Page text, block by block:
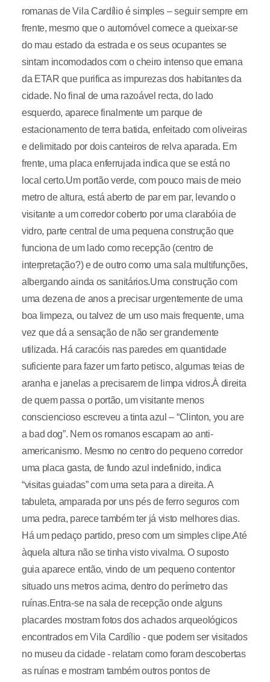
romanas de Vila Cardílio é simples – seguir sempre em
frente, mesmo que o automóvel comece a queixar-se
do mau estado da estrada e os seus ocupantes se
sintam incomodados com o cheiro intenso que emana
da ETAR que purifica as impurezas dos habitantes da
cidade. No final de uma razoável recta, do lado
esquerdo, aparece finalmente um parque de
estacionamento de terra batida, enfeitado com oliveiras
e delimitado por dois canteiros de relva aparada. Em
frente, uma placa enferrujada indica que se está no
local certo.Um portão verde, com pouco mais de meio
metro de altura, está aberto de par em par, levando o
visitante a um corredor coberto por uma clarabóia de
vidro, parte central de uma pequena construção que
funciona de um lado como recepção (centro de
interpretação?) e de outro como uma sala multifunções,
albergando ainda os sanitários.Uma construção com
uma dezena de anos a precisar urgentemente de uma
boa limpeza, ou talvez de um uso mais frequente, uma
vez que dá a sensação de não ser grandemente
utilizada. Há caracóis nas paredes em quantidade
suficiente para fazer um farto petisco, algumas teias de
aranha e janelas a precisarem de limpa vidros.À direita
de quem passa o portão, um visitante menos
consciencioso escreveu a tinta azul – “Clinton, you are
a bad dog”. Nem os romanos escapam ao anti-
americanismo. Mesmo no centro do pequeno corredor
uma placa gasta, de fundo azul indefinido, indica
“visitas guiadas” com uma seta para a direita. A
tabuleta, amparada por uns pés de ferro seguros com
uma pedra, parece também ter já visto melhores dias.
Há um pedaço partido, preso com um simples clipe.Até
àquela altura não se tinha visto vivalma. O suposto
guia aparece então, vindo de um pequeno contentor
situado uns metros acima, dentro do perímetro das
ruínas.Entra-se na sala de recepção onde alguns
placardes mostram fotos dos achados arqueológicos
encontrados em Vila Cardílio - que podem ser visitados
no museu da cidade - relatam como foram descobertas
as ruínas e mostram também outros pontos de